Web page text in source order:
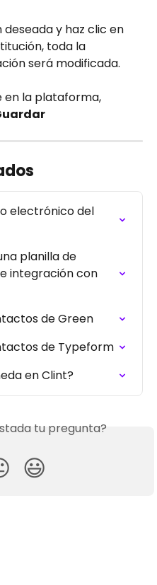
y haz clic en
toda la
será modificada.
en la plataforma,
electrónico del
planilla de
integración con
de Green
de Typeform
en Clint?
tu pregunta?
😃